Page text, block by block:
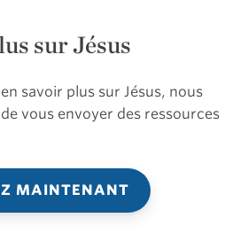
sur Jésus
savoir plus sur Jésus, nous
vous envoyer des ressources
MAINTENANT